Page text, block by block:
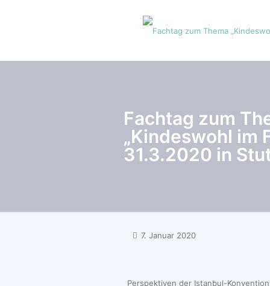
Fachtag zum
„Kindeswohl im
31.3.2020 in
7. Januar 2020
Perspektiven der Istanbul-